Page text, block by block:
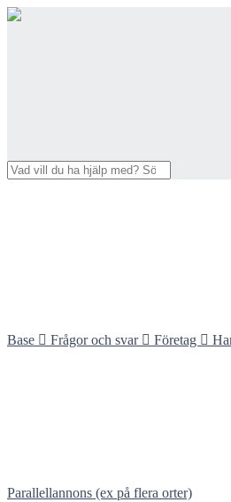
Base  Frågor och svar  Företag 
Parallellannons (ex på flera orter)